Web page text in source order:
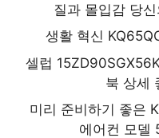
질과 몰입감 당
생활 혁신
셀럽
북 상세
미리 준비하기 좋은
에어컨 모델